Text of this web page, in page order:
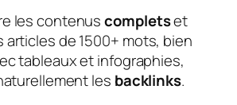
les contenuscompletset
articles de 1500+ mots, bien
tableaux et infographies,
les backlinks.